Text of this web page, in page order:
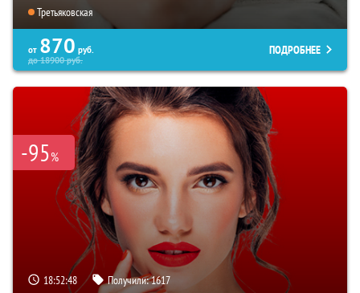
Третьяковская
от 870 руб.
до18900руб.
ПОДРОБНЕЕ
-95%
18:52:47 Получили:1617